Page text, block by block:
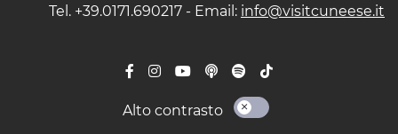
Tel. +39.0171.690217 - Email: info@visitcuneese.it
Alto contrasto